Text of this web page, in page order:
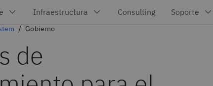
Gobierno
de